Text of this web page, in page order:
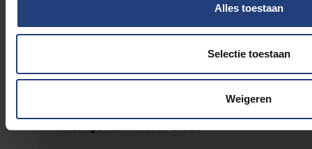
Alles toestaan
Selectie toestaan
Weigeren
ID
Studies:Master in de rechten
Werkgever:Nelissen Grade